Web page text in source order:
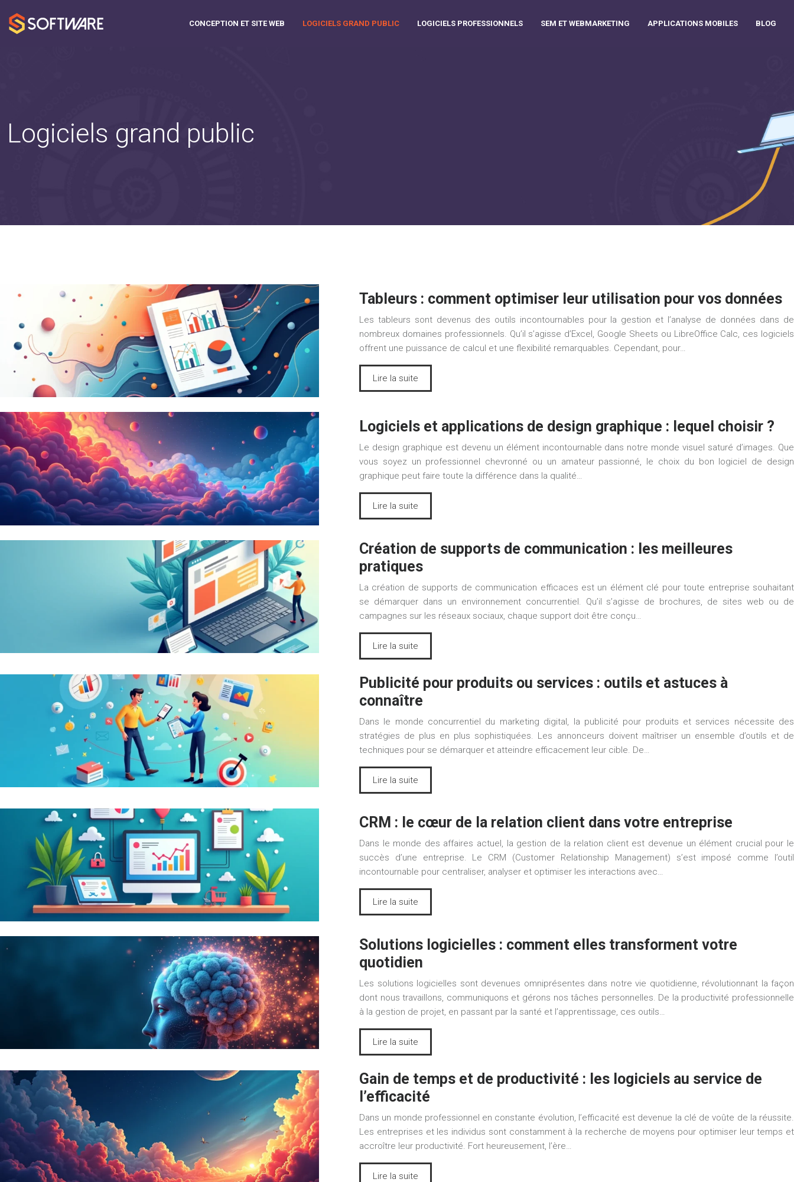
CONCEPTION ET SITE WEB LOGICIELS GRAND PUBLIC LOGICIELS PROFESSIONNELS SEM ET WEBMARKETING APPLICATIONS MOBILES BLOG
Logiciels grand public
Tableurs : comment optimiser leur utilisation pour vos données
Les tableurs sont devenus des outils incontournables pour la gestion et l’analyse de données dans de
nombreux domaines professionnels. Qu’il s’agisse d’Excel, Google Sheets ou LibreOffice Calc, ces logiciels
offrent une puissance de calcul et une flexibilité remarquables. Cependant, pour…
Lire la suite
Logiciels et applications de design graphique : lequel choisir ?
Le design graphique est devenu un élément incontournable dans notre monde visuel saturé d’images. Que
vous soyez un professionnel chevronné ou un amateur passionné, le choix du bon logiciel de design
graphique peut faire toute la différence dans la qualité…
Lire la suite
Création de supports de communication : les meilleures
pratiques
La création de supports de communication efficaces est un élément clé pour toute entreprise souhaitant
se démarquer dans un environnement concurrentiel. Qu’il s’agisse de brochures, de sites web ou de
campagnes sur les réseaux sociaux, chaque support doit être conçu…
Lire la suite
Publicité pour produits ou services : outils et astuces à
connaître
Dans le monde concurrentiel du marketing digital, la publicité pour produits et services nécessite des
stratégies de plus en plus sophistiquées. Les annonceurs doivent maîtriser un ensemble d’outils et de
techniques pour se démarquer et atteindre efficacement leur cible. De…
Lire la suite
CRM : le cœur de la relation client dans votre entreprise
Dans le monde des affaires actuel, la gestion de la relation client est devenue un élément crucial pour le
succès d’une entreprise. Le CRM (Customer Relationship Management) s’est imposé comme l’outil
incontournable pour centraliser, analyser et optimiser les interactions avec…
Lire la suite
Solutions logicielles : comment elles transforment votre
quotidien
Les solutions logicielles sont devenues omniprésentes dans notre vie quotidienne, révolutionnant la façon
dont nous travaillons, communiquons et gérons nos tâches personnelles. De la productivité professionnelle
à la gestion de projet, en passant par la santé et l’apprentissage, ces outils…
Lire la suite
Gain de temps et de productivité : les logiciels au service de
l’efficacité
Dans un monde professionnel en constante évolution, l’efficacité est devenue la clé de voûte de la réussite.
Les entreprises et les individus sont constamment à la recherche de moyens pour optimiser leur temps et
accroître leur productivité. Fort heureusement, l’ère…
Lire la suite